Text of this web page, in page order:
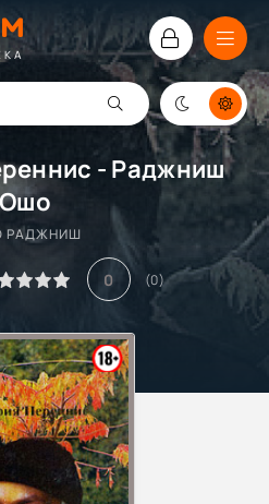
- Раджниш
Ошо
РАДЖНИШ
0 (0)